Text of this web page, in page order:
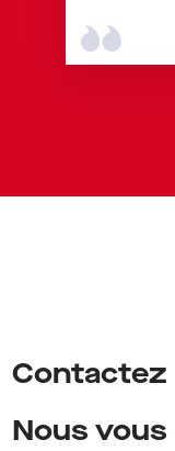
Contactez
Nous vous